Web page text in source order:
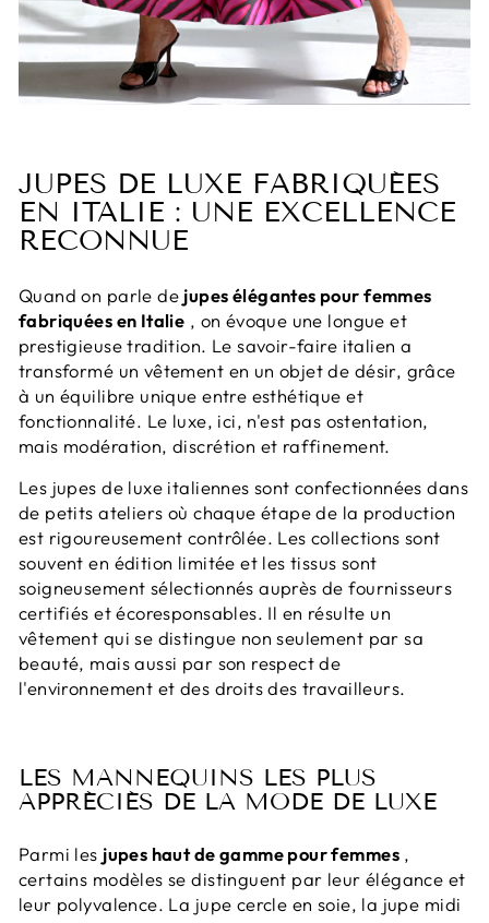
JUPES DE LUXE FABRIQUÉES
EN ITALIE : UNE EXCELLENCE
RECONNUE
Quand on parle de jupes élégantes pour femmes
fabriquées en Italie , on évoque une longue et
prestigieuse tradition. Le savoir-faire italien a
transformé un vêtement en un objet de désir, grâce
à un équilibre unique entre esthétique et
fonctionnalité. Le luxe, ici, n'est pas ostentation,
mais modération, discrétion et raffinement.
Les jupes de luxe italiennes sont confectionnées dans
de petits ateliers où chaque étape de la production
est rigoureusement contrôlée. Les collections sont
souvent en édition limitée et les tissus sont
soigneusement sélectionnés auprès de fournisseurs
certifiés et écoresponsables. Il en résulte un
vêtement qui se distingue non seulement par sa
beauté, mais aussi par son respect de
l'environnement et des droits des travailleurs.
LES MANNEQUINS LES PLUS
APPRÉCIÉS DE LA MODE DE LUXE
Parmi les jupes haut de gamme pour femmes,
certains modèles se distinguent par leur élégance et
leur polyvalence. La jupe cercle en soie, la jupe midi